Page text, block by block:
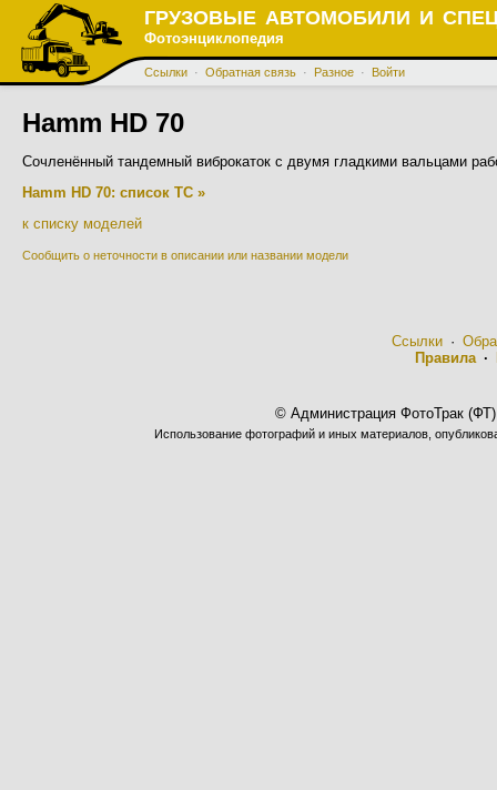
ГРУЗОВЫЕ АВТОМОБИЛИ И
Фотоэнциклопедия
Ссылки · Обратная связь · Разное · Войти
Hamm HD 70
Сочленённый тандемный виброкаток с двумя гладкими вальцами
Hamm HD 70: список ТС »
к списку моделей
Сообщить о неточности в описании или названии модели
Ссылки·
Правила·
© Администрация ФотоТрак
Использование фотографий и иных материалов,